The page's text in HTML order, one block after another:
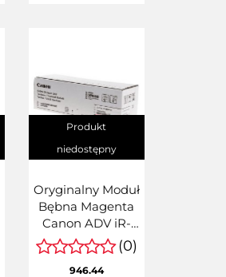
Produkt
niedostępny
Oryginalny Moduł
Bębna Magenta
Canon ADV iR-
C256, iR-C257, iR-
C356 (C-EXV55,
CEXV55,
(0)
946.44